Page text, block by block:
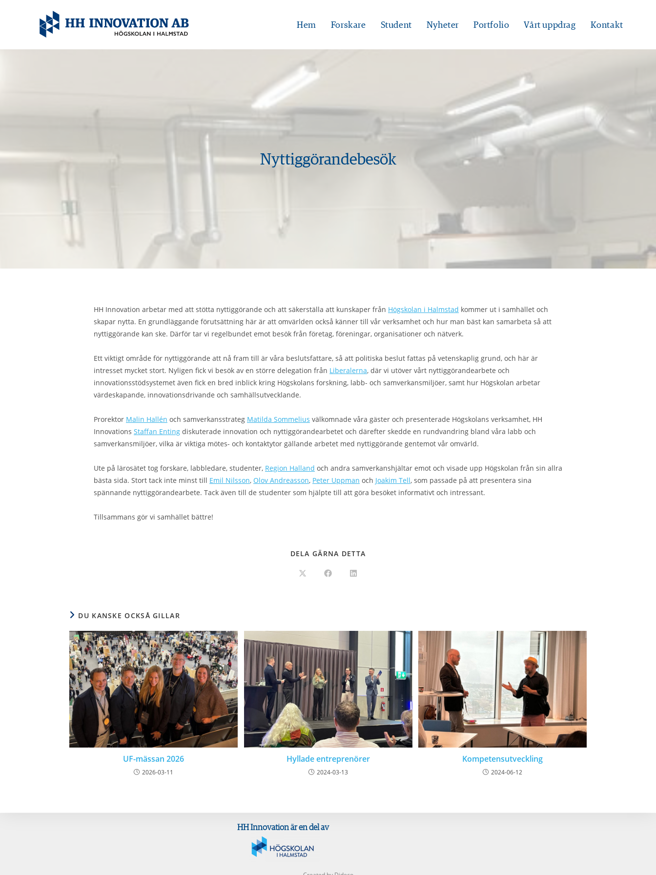
Hem Forskare Student Nyheter Portfolio Vårt uppdrag Kontakt
Nyttiggörandebesök
HH Innovation arbetar med att stötta nyttiggörande och att säkerställa att kunskaper från Högskolan i Halmstad kommer ut i samhället och
skapar nytta. En grundläggande förutsättning här är att omvärlden också känner till vår verksamhet och hur man bäst kan samarbeta så att
nyttiggörande kan ske. Därför tar vi regelbundet emot besök från företag, föreningar, organisationer och nätverk.
Ett viktigt område för nyttiggörande att nå fram till är våra beslutsfattare, så att politiska beslut fattas på vetenskaplig grund, och här är
intresset mycket stort. Nyligen fick vi besök av en större delegation från Liberalerna, där vi utöver vårt nyttiggörandearbete och
innovationsstödsystemet även fick en bred inblick kring Högskolans forskning, labb- och samverkansmiljöer, samt hur Högskolan arbetar
värdeskapande, innovationsdrivande och samhällsutvecklande.
Prorektor Malin Hallén och samverkansstrateg Matilda Sommelius välkomnade våra gäster och presenterade Högskolans verksamhet, HH
Innovations Staffan Enting diskuterade innovation och nyttiggörandearbetet och därefter skedde en rundvandring bland våra labb och
samverkansmiljöer, vilka är viktiga mötes- och kontaktytor gällande arbetet med nyttiggörande gentemot vår omvärld.
Ute på lärosätet tog forskare, labbledare, studenter, Region Halland och andra samverkanshjältar emot och visade upp Högskolan från sin allra
bästa sida. Stort tack inte minst till Emil Nilsson, Olov Andreasson, Peter Uppman och Joakim Tell, som passade på att presentera sina
spännande nyttiggörandearbete. Tack även till de studenter som hjälpte till att göra besöket informativt och intressant.
Tillsammans gör vi samhället bättre!
DELA GÄRNA DETTA
DU KANSKE OCKSÅ GILLAR
UF-mässan 2026
2026-03-11
Hyllade entreprenörer
2024-03-13
Kompetensutveckling
2024-06-12
HH Innovation är en del av